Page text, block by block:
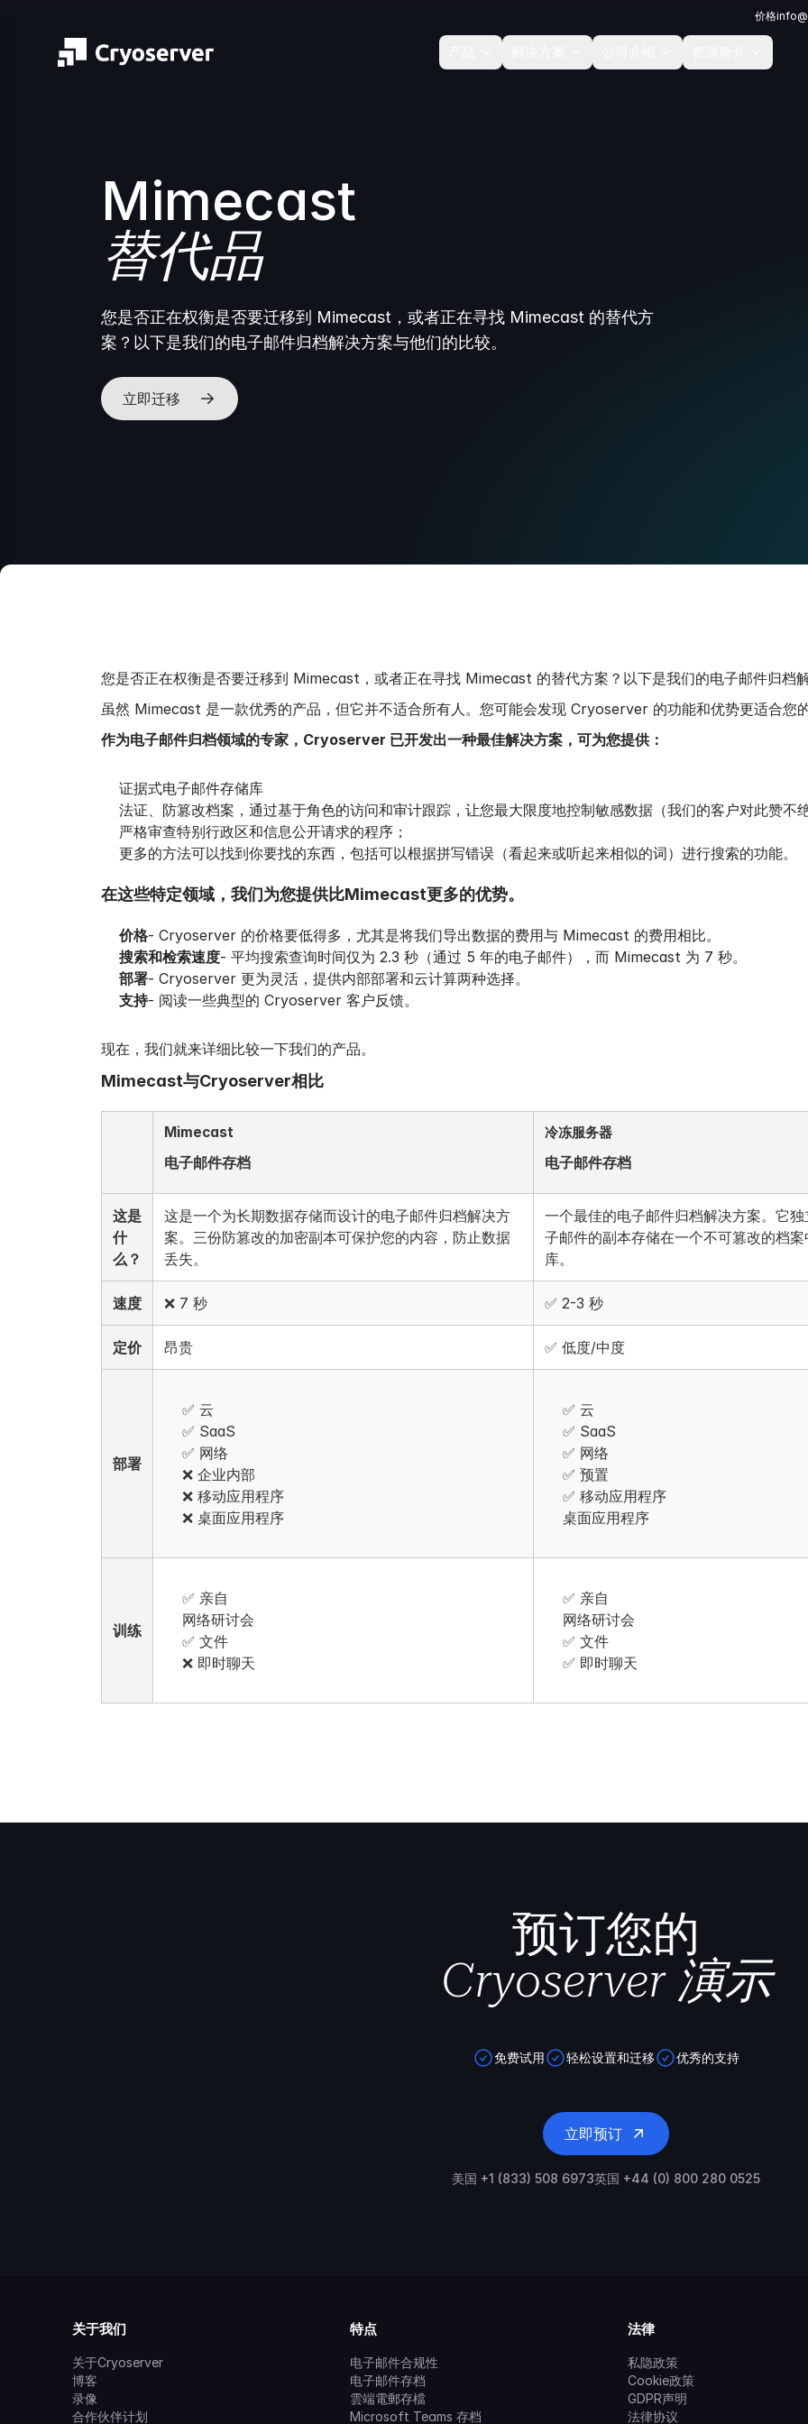
价格
Mimecast
替代品
您是否正在权衡是否要迁移到 Mimecast，或者正在寻找 Mimecast 的替代方
案？以下是我们的电子邮件归档解决方案与他们的比较。
立即迁移
您是否正在权衡是否要迁移到 Mimecast，或者正在寻找 Mimecast 的替代方案？以下是我们的电子邮件归档
虽然 Mimecast 是一款优秀的产品，但它并不适合所有人。您可能会发现 Cryoserver 的功能和优势更适合您
作为电子邮件归档领域的专家，Cryoserver 已开发出一种最佳解决方案，可为您提供：
证据式电子邮件存储库
法证、防篡改档案，通过基于角色的访问和审计跟踪，让您最大限度地控制敏感数据（我们的客户对此赞不
严格审查特别行政区和信息公开请求的程序；
更多的方法可以找到你要找的东西，包括可以根据拼写错误（看起来或听起来相似的词）进行搜索的功能。
在这些特定领域，我们为您提供比Mimecast更多的优势。
价格- Cryoserver 的价格要低得多，尤其是将我们导出数据的费用与 Mimecast 的费用相比。
搜索和检索速度- 平均搜索查询时间仅为 2.3 秒（通过 5 年的电子邮件），而 Mimecast 为 7 秒。
部署- Cryoserver 更为灵活，提供内部部署和云计算两种选择。
支持- 阅读一些典型的 Cryoserver 客户反馈。
现在，我们就来详细比较一下我们的产品。
Mimecast与Cryoserver相比
Mimecast
电子邮件存档
冷冻服务器
电子邮件存档
这是
什
么？
这是一个为长期数据存储而设计的电子邮件归档解决方
案。三份防篡改的加密副本可保护您的内容，防止数据
丢失。
一个最佳的电子邮件归档解决方案。它
子邮件的副本存储在一个不可篡改的档
库。
速度 ❌ 7 秒 ✅ 2-3 秒
定价 昂贵 ✅ 低度/中度
部署
✅ 云
✅ SaaS
✅ 网络
❌ 企业内部
❌ 移动应用程序
❌ 桌面应用程序
✅ 云
✅ SaaS
✅ 网络
✅ 预置
✅ 移动应用程序
桌面应用程序
训练
✅ 亲自
网络研讨会
✅ 文件
❌ 即时聊天
✅ 亲自
网络研讨会
✅ 文件
✅ 即时聊天
预订您的
Cryoserver 演示
免费试用 轻松设置和迁移 优秀的支持
立即预订
美国 +1 (833) 508 6973英国 +44 (0) 800 280 0525
关于我们
关于Cryoserver
博客
录像
合作伙伴计划
特点
电子邮件合规性
电子邮件存档
雲端電郵存檔
Microsoft Teams 存档
法律
私隐政策
Cookie政策
GDPR声明
法律协议